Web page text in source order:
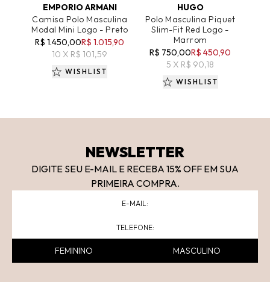
EMPORIO ARMANI
Camisa Polo Masculina
Modal Mini Logo - Preto
R$ 1.450,00R$ 1.015,90
10 X R$ 101,59
WISHLIST
HUGO
Polo Masculina Piquet
Slim-Fit Red Logo -
Marrom
R$ 750,00R$ 450,90
5 X R$ 90,18
WISHLIST
NEWSLETTER
DIGITE SEU E-MAIL E RECEBA 15% OFF EM SUA
PRIMEIRA COMPRA.
FEMININO MASCULINO